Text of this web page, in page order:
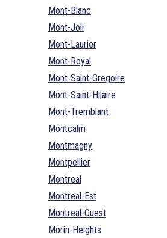
Mont-Blanc
Mont-Joli
Mont-Laurier
Mont-Royal
Mont-Saint-Gregoire
Mont-Saint-Hilaire
Mont-Tremblant
Montcalm
Montmagny
Montpellier
Montreal
Montreal-Est
Montreal-Ouest
Morin-Heights